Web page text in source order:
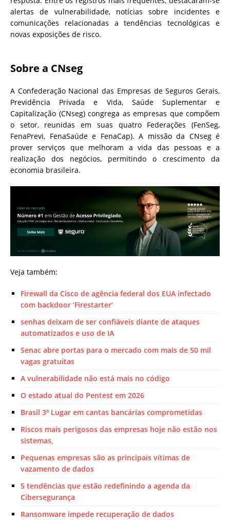
alertas de vulnerabilidade, notícias sobre incidentes e
comunicações relacionadas a tendências tecnológicas e
novas exposições de risco.
Sobre a CNseg
A Confederação Nacional das Empresas de Seguros Gerais,
Previdência Privada e Vida, Saúde Suplementar e
Capitalização (CNseg) congrega as empresas que compõem
o setor, reunidas em suas quatro Federações (FenSeg,
FenaPrevi, FenaSaúde e FenaCap). A missão da CNseg é
prover serviços que melhoram a vida das pessoas e a
realização dos negócios, permitindo o crescimento da
economia brasileira.
Veja também:
Firewall da Cisco de agência federal dos EUA infectado
com backdoor ‘Firestarter’
senhas deixam de ser confiáveis diante de ataques
automatizados e uso de IA
Senac abre portas para o mercado com mais de 50 mil
vagas gratuitas
A vulnerabilidade não está mais no código
O estado atual do Pentest em 2026
Brasil 3º Lugar em cantas bancárias comprometidas
Riscos mais perigosos das empresas hoje não estão nos
sistemas,
Pequenas empresas são as principais vítimas de
vazamento de dados
5 tendências que estão redefinindo a agenda da
Cibersegurança
Ransomware impede recuperação de dados